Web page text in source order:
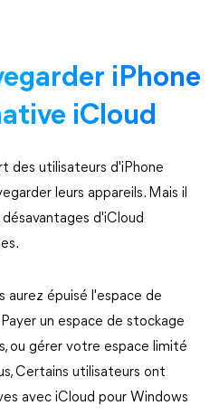
iPhone
iCloud
des utilisateurs d'iPhone
leurs appareils. Mais il
d'iCloud
aurez épuisé l'espace de
un espace de stockage
ou gérer votre espace limité
Certains utilisateurs ont
avec iCloud pour Windows